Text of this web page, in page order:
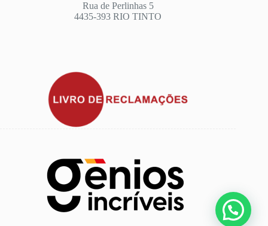
Rua de Perlinhas 5
4435-393 RIO TINTO